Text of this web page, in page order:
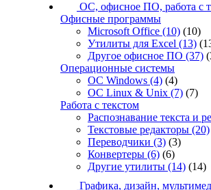
ОС, офисное ПО, работа с
Офисные программы
Microsoft Office (10) (10)
Утилиты для Excel (13)
Другое офисное ПО (37)
Операционные системы
ОС Windows (4) (4)
ОС Linux & Unix (7) (7)
Работа с текстом
Распознавание текста и
Текстовые редакторы (20)
Переводчики (3) (3)
Конвертеры (6) (6)
Другие утилиты (14) (14)
Графика, дизайн,